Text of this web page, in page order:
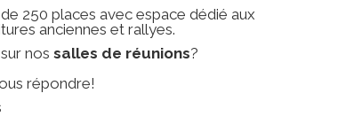
250 places avec espace dédié aux
anciennes et rallyes.
nos salles de réunions?
répondre!